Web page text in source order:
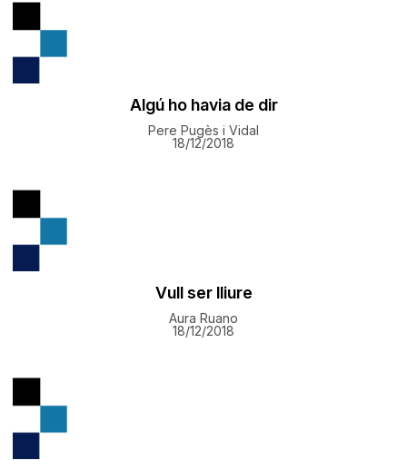
Algú ho havia de dir
Pere Pugès i Vidal
18/12/2018
Vull ser lliure
Aura Ruano
18/12/2018